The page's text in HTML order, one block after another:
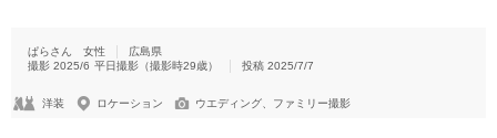
来ていた家族とも途中で一緒に撮影してもらえて嬉しかったです。
ぱらさん 女性
広島県
撮影 2025/6 平日撮影 （撮影時29歳） 投稿 2025/7/7
洋装 ロケーション ウエディング、ファミリー撮影